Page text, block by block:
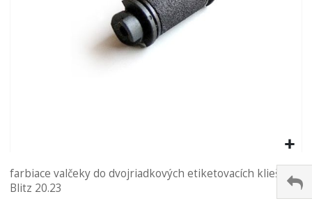
na
začiatok
farbiace valčeky do dvojriadkových etiketovacích klieští
Blitz 20.23